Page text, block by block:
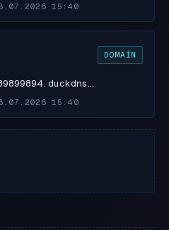
15:40
DOMAIN
15:40